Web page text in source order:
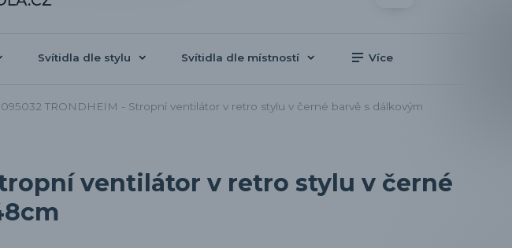
Svítidla dle stylu Svítidla dle místností Více
TRONDHEIM - Stropní ventilátor v retro stylu v černé barvě s dálkovým
ventilátor v retro stylu v černé